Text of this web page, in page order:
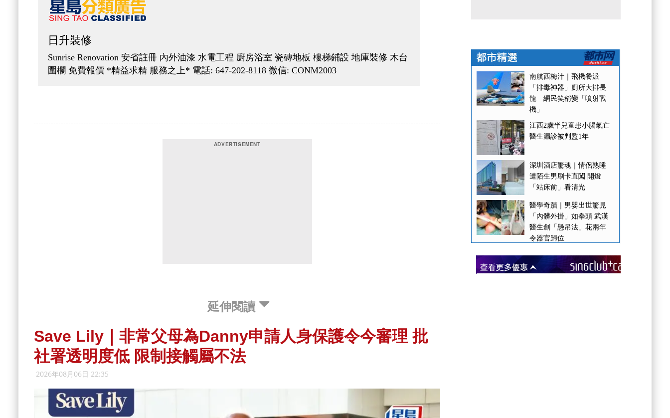
延伸閱讀
Save Lily｜非常父母為Danny申請人身保護令今審理 批
社署透明度低 限制接觸屬不法
2026年08月06日 22:35